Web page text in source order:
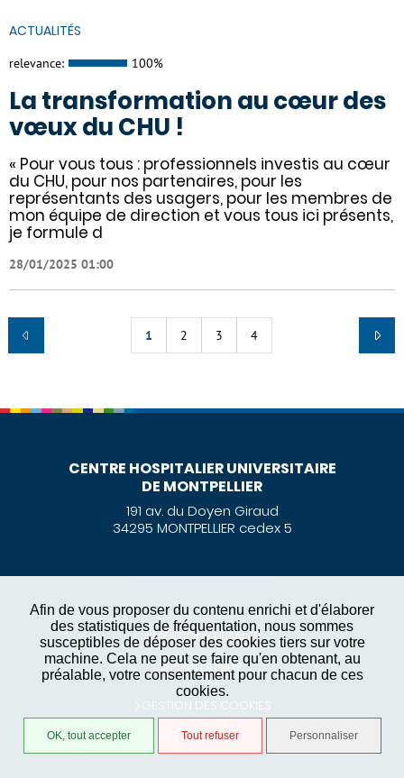
Afin de vous proposer du contenu enrichi et d'élaborer
des statistiques de fréquentation, nous sommes
susceptibles de déposer des cookies tiers sur votre
machine. Cela ne peut se faire qu'en obtenant, au
préalable, votre consentement pour chacun de ces
cookies.
OK, tout accepter Tout refuser Personnaliser
ACTUALITÉS
relevance: 100%
La transformation au cœur des
vœux du CHU !
« Pour vous tous : professionnels investis au cœur
du CHU, pour nos partenaires, pour les
représentants des usagers, pour les membres de
mon équipe de direction et vous tous ici présents,
je formule d
28/01/2025 01:00
1 2 3 4
CENTRE HOSPITALIER UNIVERSITAIRE
DE MONTPELLIER
191 av. du Doyen Giraud
34295 MONTPELLIER cedex 5
MENTIONS LÉGALES
PLAN DU SITE
GESTION DES COOKIES